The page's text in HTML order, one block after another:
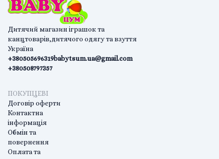
Дитячий магазин іграшок та
канцтоварів,дитячого одягу та взуття
Україна
+380505696319
+380508797357
babytsum.ua@gmail.com
ПОКУПЦЕВІ
Договір оферти
Контактна
інформація
Обмін та
повернення
Оплата та